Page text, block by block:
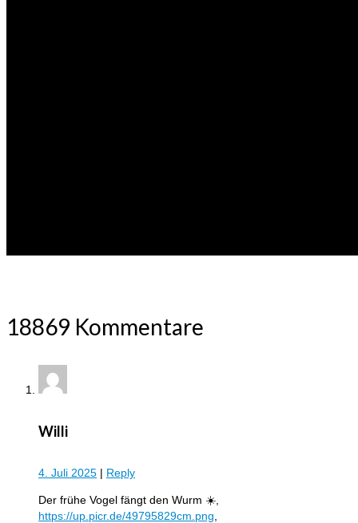
18869 Kommentare
Willi
4. Juli 2025 | Reply
Der frühe Vogel fängt den Wurm ☀️,
https://up.picr.de/49795829cm.png